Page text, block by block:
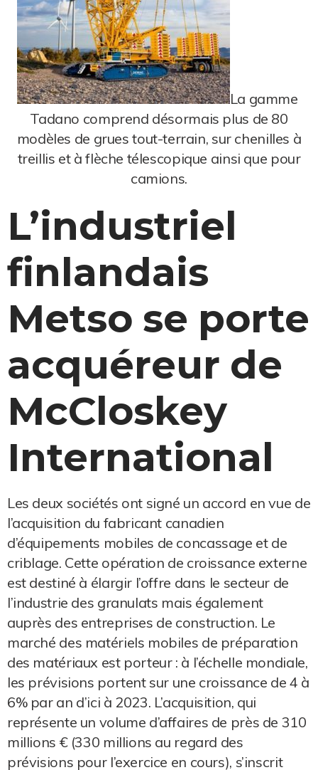
La gamme
Tadano comprend désormais plus de 80
modèles de grues tout-terrain, sur chenilles à
treillis et à flèche télescopique ainsi que pour
camions.
L’industriel
finlandais
Metso se porte
acquéreur de
McCloskey
International
Les deux sociétés ont signé un accord en vue de
l’acquisition du fabricant canadien
d’équipements mobiles de concassage et de
criblage. Cette opération de croissance externe
est destiné à élargir l’offre dans le secteur de
l’industrie des granulats mais également
auprès des entreprises de construction. Le
marché des matériels mobiles de préparation
des matériaux est porteur : à l’échelle mondiale,
les prévisions portent sur une croissance de 4 à
6% par an d’ici à 2023. L’acquisition, qui
représente un volume d’affaires de près de 310
millions € (330 millions au regard des
prévisions pour l’exercice en cours), s’inscrit